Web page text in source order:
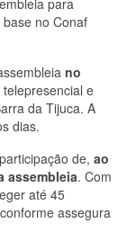
para
no Conaf
no
telepresencial e
da Tijuca. A
dias.
de, ao
assembleia. Com
até 45
assegura